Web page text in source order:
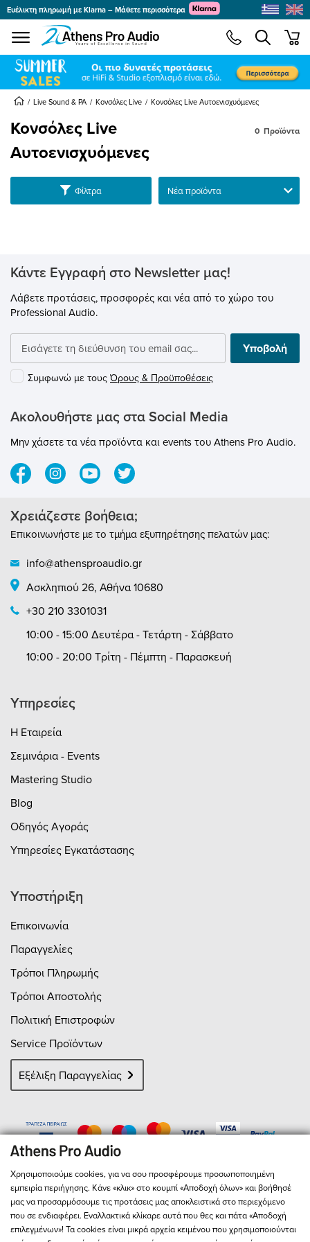
menu
Ευέλικτη πληρωμή με Klarna – Μάθετε περισσότερα
Live Sound & PA Κονσόλες Live Κονσόλες Live Αυτοενισχυόμενες
Κονσόλες Live
Αυτοενισχυόμενες
Φίλτρα Ταξινόμηση
0 Προϊόντα
Κάντε Εγγραφή στο Newsletter μας!
Λάβετε προτάσεις, προσφορές και νέα από το χώρο του
Professional Audio.
Υποβολή
Συμφωνώ με τους Όρους & Προϋποθέσεις
Ακολουθήστε μας στα Social Media
Μην χάσετε τα νέα προϊόντα και events του Athens Pro Audio.
Χρειάζεστε βοήθεια;
Επικοινωνήστε με το τμήμα εξυπηρέτησης πελατών μας:
info@athensproaudio.gr
Ασκληπιού 26, Αθήνα 10680
+30 210 3301031
10:00 - 15:00 Δευτέρα - Τετάρτη - Σάββατο
10:00 - 20:00 Τρίτη - Πέμπτη - Παρασκευή
Υπηρεσίες
Η Εταιρεία
Σεμινάρια - Events
Mastering Studio
Blog
Οδηγός Αγοράς
Υπηρεσίες Εγκατάστασης
Υποστήριξη
Επικοινωνία
Παραγγελίες
Τρόποι Πληρωμής
Τρόποι Αποστολής
Πολιτική Επιστροφών
Service Προϊόντων
Εξέλιξη Παραγγελίας
Χρησιμοποιούμε cookies, για να σου προσφέρουμε προσωποποιημένη
εμπειρία περιήγησης. Κάνε «κλικ» στο κουμπί «Αποδοχή όλων» και βοήθησέ
μας να προσαρμόσουμε τις προτάσεις μας αποκλειστικά στο περιεχόμενο
που σε ενδιαφέρει. Εναλλακτικά κλίκαρε αυτά που θες και πάτα «Αποδοχή
επιλεγμένων»! Τα cookies είναι μικρά αρχεία κειμένου που χρησιμοποιούνται